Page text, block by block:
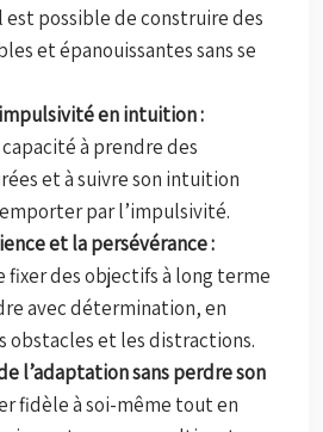
est possible de construire des
et épanouissantes sans se
en intuition :
à prendre des
et à suivre son intuition
emporter par l’impulsivité.
et la persévérance :
fixer des objectifs à long terme
avec détermination, en
obstacles et les distractions.
l’adaptation sans perdre son
fidèle à soi-même tout en